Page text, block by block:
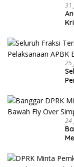
31
25
24